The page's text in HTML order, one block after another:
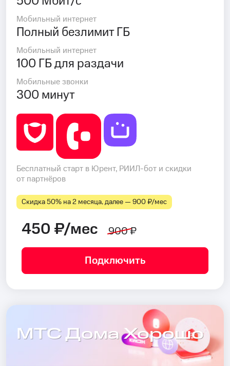
Мобильный интернет
Полный безлимит ГБ
Мобильный интернет
100 ГБ для раздачи
Мобильные звонки
300 минут
Бесплатный старт в Юрент, РИИЛ-бот и скидки
от партнёров
Скидка 50% на 2 месяца, далее — 900 ₽⁠/⁠мес
450 ₽/мес 900 ₽
Подключить
МТС Дома Хорошо